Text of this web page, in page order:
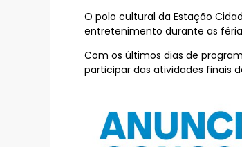
O polo cultural da Estação
entretenimento durante as
Com os últimos dias de
participar das atividades finais